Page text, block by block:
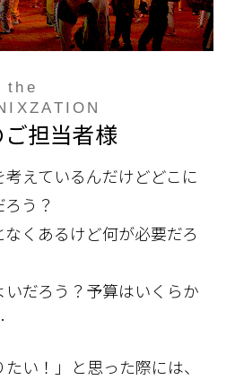
the
担当者様
えているんだけどどこに
う？
くあるけど何が必要だろ
いだろう？予算はいくらか
い！」と思った際には、